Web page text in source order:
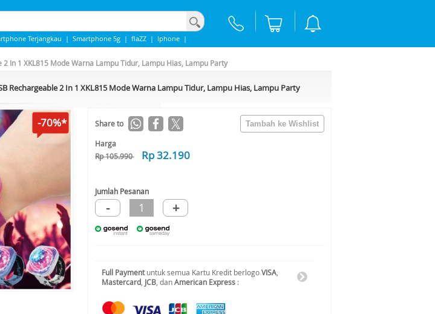
Terjangkau | Smartphone 5g | flaZZ | Iphone |
In 1 XKL815 Mode Warna Lampu Tidur, Lampu Hias, Lampu Party
Rechargeable 2 In 1 XKL815 Mode Warna Lampu Tidur, Lampu Hias, Lampu Party
-70%* Share to
Harga
Rp 105.990
Rp 32.190
Jumlah Pesanan
- 1 +
Full Paymentuntuk semua Kartu Kredit berlogoVISA
Mastercard JCB , danAmerican Express :